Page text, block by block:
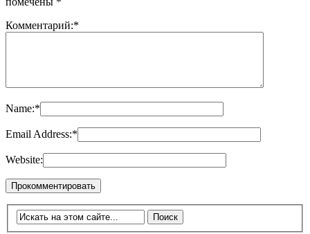
Комментарий:*
Name:*
Email Address:*
Website: